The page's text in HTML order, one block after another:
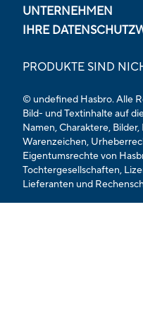
UNTERNEHMEN
IHRE
PRODUKTE SIND
© undefined Hasbro. Alle
Bild- und Textinhalte auf
Namen, Charaktere,
Warenzeichen,
Eigentumsrechte von
Tochtergesellschaften,
Lieferanten und